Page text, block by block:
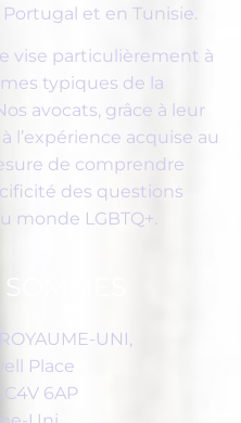
Portugal et en Tunisie.
vise particulièrement à
typiques de la
avocats, grâce à leur
l’expérience acquise au
de comprendre
des questions
monde LGBTQ+.
UNI
Place
6AP